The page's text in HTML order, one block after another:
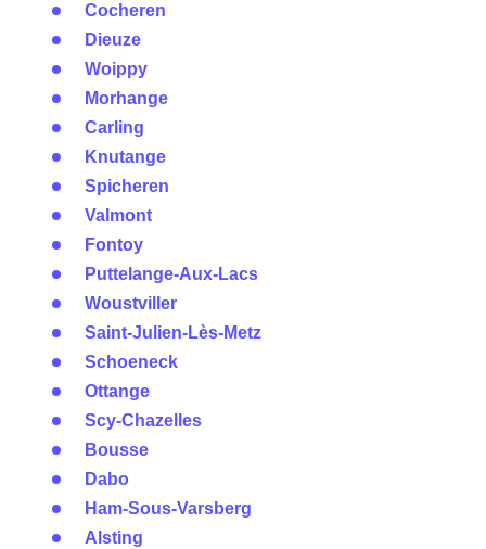
Cocheren
Dieuze
Woippy
Morhange
Carling
Knutange
Spicheren
Valmont
Fontoy
Puttelange-Aux-Lacs
Woustviller
Saint-Julien-Lès-Metz
Schoeneck
Ottange
Scy-Chazelles
Bousse
Dabo
Ham-Sous-Varsberg
Alsting